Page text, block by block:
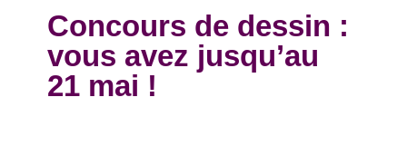
Concours de dessin :
vous avez jusqu’au
21 mai !